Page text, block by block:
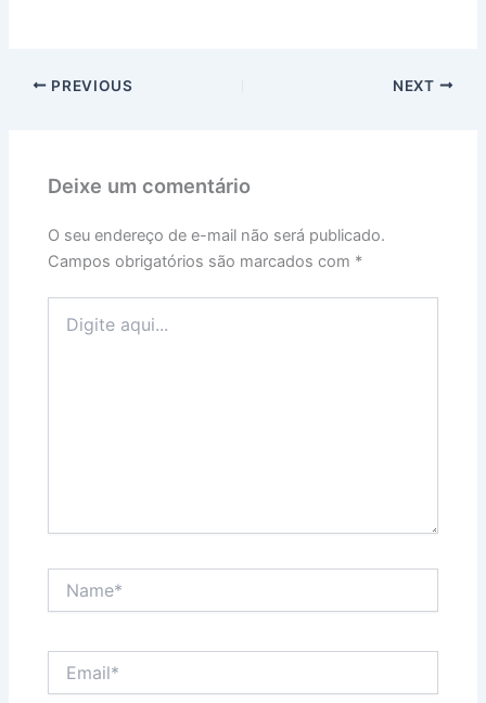
PREVIOUS NEXT
Deixe um comentário
O seu endereço de e-mail não será publicado.
Campos obrigatórios são marcados com *
aqui...